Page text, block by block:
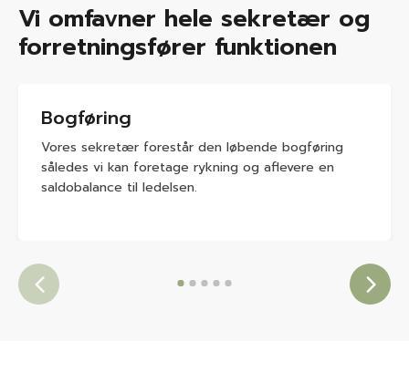
Vi omfavner hele sekretær og
forretningsfører funktionen
Bogføring
Vores sekretær forestår den løbende bogføring
således vi kan foretage rykning og aflevere en
saldobalance til ledelsen.